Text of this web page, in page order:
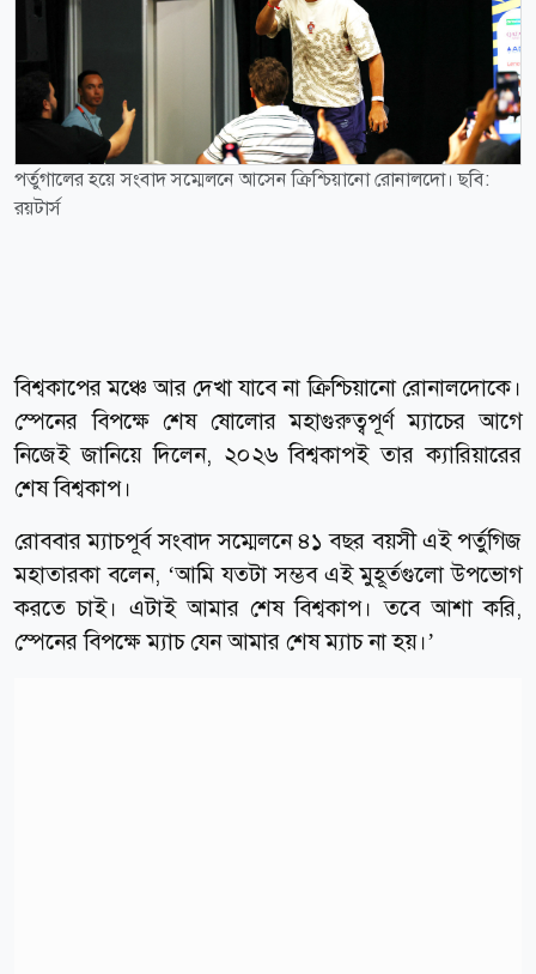
পর্তুগালের হয়ে সংবাদ সম্মেলনে আসেন ক্রিশ্চিয়ানো রোনালদো। ছবি:
রয়টার্স
বিশ্বকাপের মঞ্চে আর দেখা যাবে না ক্রিশ্চিয়ানো রোনালদোকে।
স্পেনের বিপক্ষে শেষ ষোলোর মহাগুরুত্বপূর্ণ ম্যাচের আগে
নিজেই জানিয়ে দিলেন, ২০২৬ বিশ্বকাপই তার ক্যারিয়ারের
শেষ বিশ্বকাপ।
রোববার ম্যাচপূর্ব সংবাদ সম্মেলনে ৪১ বছর বয়সী এই পর্তুগিজ
মহাতারকা বলেন, ‘আমি যতটা সম্ভব এই মুহূর্তগুলো উপভোগ
করতে চাই। এটাই আমার শেষ বিশ্বকাপ। তবে আশা করি,
স্পেনের বিপক্ষে ম্যাচ যেন আমার শেষ ম্যাচ না হয়।’